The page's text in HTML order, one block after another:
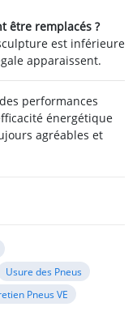
être remplacés ?
est inférieure
apparaissent.
performances
énergétique
agréables et
Usure des Pneus
Pneus VE